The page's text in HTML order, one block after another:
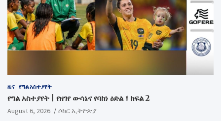
ዜና የግል አስተያየት
የግል አስተያየት | የዘገየ ውሳኔና የባከነ ዕድል ፤ ክፍል 2
August 6, 2026 ሶከር ኢትዮጵያ